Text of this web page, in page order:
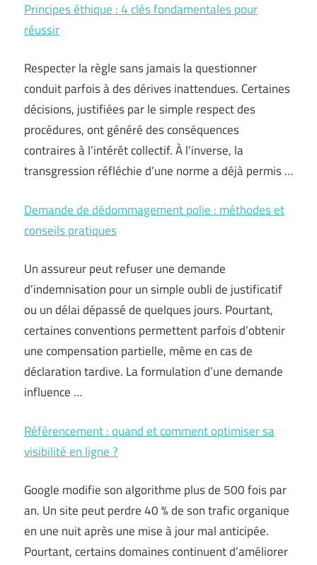
Principes éthique : 4 clés fondamentales pour
réussir
Respecter la règle sans jamais la questionner
conduit parfois à des dérives inattendues. Certaines
décisions, justifiées par le simple respect des
procédures, ont généré des conséquences
contraires à l’intérêt collectif. À l’inverse, la
transgression réfléchie d’une norme a déjà permis …
Demande de dédommagement polie : méthodes et
conseils pratiques
Un assureur peut refuser une demande
d’indemnisation pour un simple oubli de justificatif
ou un délai dépassé de quelques jours. Pourtant,
certaines conventions permettent parfois d’obtenir
une compensation partielle, même en cas de
déclaration tardive. La formulation d’une demande
influence …
Référencement : quand et comment optimiser sa
visibilité en ligne ?
Google modifie son algorithme plus de 500 fois par
an. Un site peut perdre 40 % de son trafic organique
en une nuit après une mise à jour mal anticipée.
Pourtant, certains domaines continuent d’améliorer